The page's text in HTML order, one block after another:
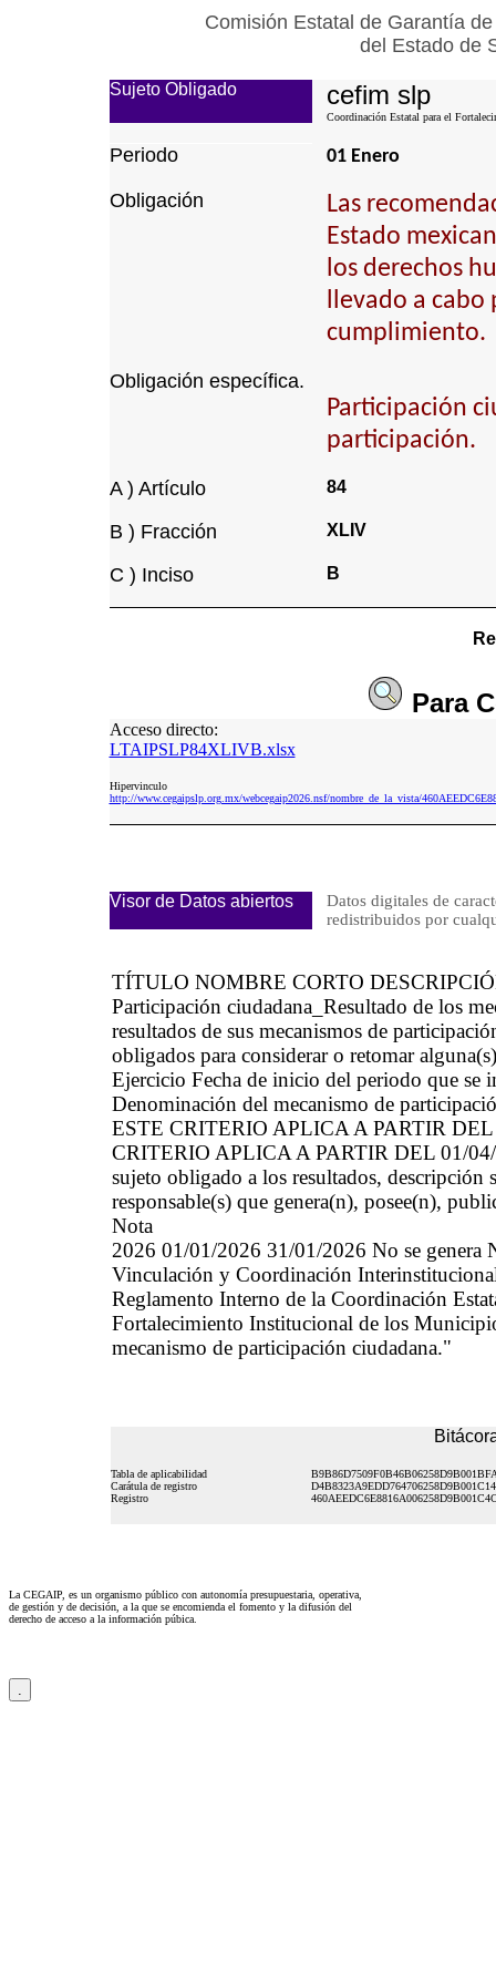
Comisión Estatal de Garantía
del Estado de
Sujeto Obligado cefim slp
Coordinación Estatal para el
Periodo 01 Enero
Obligación
Las
Estado
los derechos
llevado a cabo
cumplimiento.
Obligación específica.
Participación
participación.
A ) Artículo 84
B ) Fracción XLIV
C ) Inciso B
Para
Acceso directo:
LTAIPSLP84XLIVB.xlsx
Hipervinculo
http://www.cegaipslp.org.mx/webcegaip2026.nsf/nombre_de_la_vista/
Visor de Datos abiertos
Datos digitales de
redistribuidos por
TÍTULO NOMBRE CORTO
Participación ciudadana_Resultado de los
resultados de sus mecanismos de
obligados para considerar o retomar
Ejercicio Fecha de inicio del periodo que se
Denominación del mecanismo de
ESTE CRITERIO APLICA A PARTIR DEL
CRITERIO APLICA A PARTIR DEL 01/04/
sujeto obligado a los resultados, descripción
responsable(s) que genera(n), posee(n),
Nota
2026 01/01/2026 31/01/2026 No se genera
Vinculación y Coordinación
Reglamento Interno de la Coordinación
Fortalecimiento Institucional de los
mecanismo de participación ciudadana."
Tabla de aplicabilidad
Carátula de registro
Registro
La CEGAIP, es un organismo público con autonomía presupuestaria, operativa,
de gestión y de decisión, a la que se encomienda el fomento y la difusión del
derecho de acceso a la información púbica.